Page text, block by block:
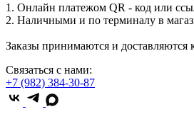
1. Онлайн платежом QR - код или
2. Наличными и по терминалу в
Заказы принимаются и доставляются
Связаться с нами:
+7 (982) 384-30-87